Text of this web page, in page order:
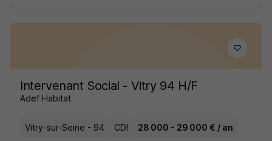
Intervenant Social - Vitry 94 H/F
Adef Habitat
Vitry-sur-Seine - 94 CDI 28 000 - 29 000 € / an